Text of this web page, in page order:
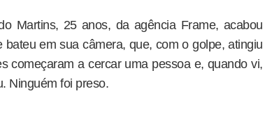
Martins, 25 anos, da agência Frame, acabou
em sua câmera, que, com o golpe, atingiu
começaram a cercar uma pessoa e, quando vi,
Ninguém foi preso.